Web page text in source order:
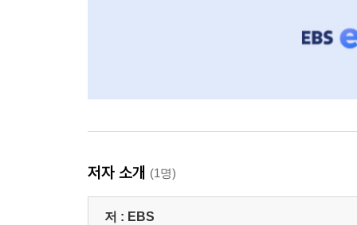
저자 소개 (1명)
저 : EBS